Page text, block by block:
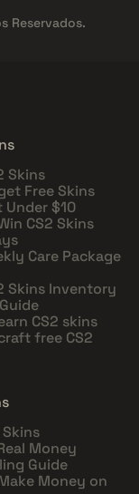
Reservados.
Skins
Free Skins
Under $10
CS2 Skins
Care Package
Skins Inventory
CS2 skins
free CS2
Skins
Money
Guide
Money on